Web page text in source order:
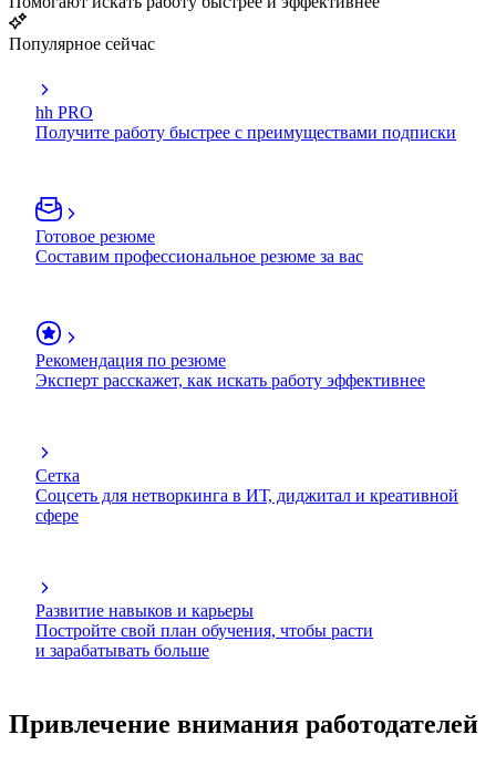
Популярное сейчас
hh PRO
Получите работу быстрее с преимуществами подписки
Готовое резюме
Составим профессиональное резюме за вас
Рекомендация по резюме
Эксперт расскажет, как искать работу эффективнее
Сетка
Соцсеть для нетворкинга в ИТ, диджитал и креативной
сфере
Развитие навыков и карьеры
Постройте свой план обучения, чтобы расти
и зарабатывать больше
Привлечение внимания работодателей